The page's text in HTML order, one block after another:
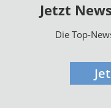
Jetzt
Die Top-